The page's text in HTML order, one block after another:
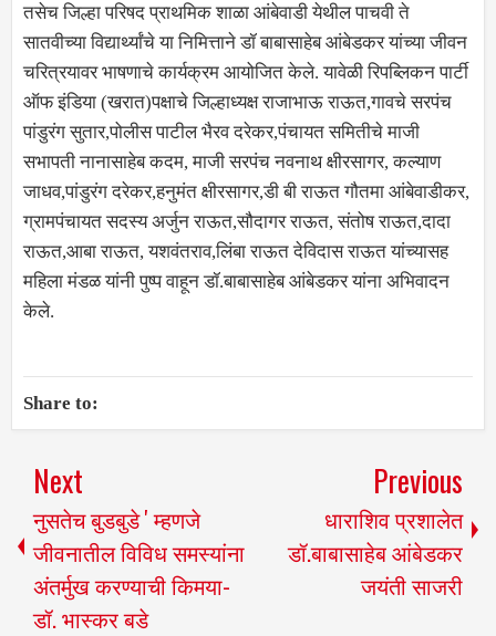
तसेच जिल्हा परिषद प्राथमिक शाळा आंबेवाडी येथील पाचवी ते
सातवीच्या विद्यार्थ्यांचे या निमित्ताने डॉ बाबासाहेब आंबेडकर यांच्या जीवन
चरित्रयावर भाषणाचे कार्यक्रम आयोजित केले. यावेळी रिपब्लिकन पार्टी
ऑफ इंडिया (खरात)पक्षाचे जिल्हाध्यक्ष राजाभाऊ राऊत,गावचे सरपंच
पांडुरंग सुतार,पोलीस पाटील भैरव दरेकर,पंचायत समितीचे माजी
सभापती नानासाहेब कदम, माजी सरपंच नवनाथ क्षीरसागर, कल्याण
जाधव,पांडुरंग दरेकर,हनुमंत क्षीरसागर,डी बी राऊत गौतमा आंबेवाडीकर,
ग्रामपंचायत सदस्य अर्जुन राऊत,सौदागर राऊत, संतोष राऊत,दादा
राऊत,आबा राऊत, यशवंतराव,लिंबा राऊत देविदास राऊत यांच्यासह
महिला मंडळ यांनी पुष्प वाहून डॉ.बाबासाहेब आंबेडकर यांना अभिवादन
केले.
Share to:
Next
नुसतेच बुडबुडे ' म्हणजे
जीवनातील विविध समस्यांना
अंतर्मुख करण्याची किमया-
डॉ. भास्कर बडे
Previous
धाराशिव प्रशालेत
डॉ.बाबासाहेब आंबेडकर
जयंती साजरी